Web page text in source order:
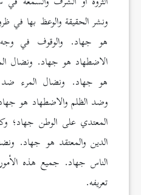
ونشر الحقيقة والوعظ بها في
هو جهاد. والوقوف في
الاضطهاد هو جهاد. ونضال
هو جهاد. ونضال المرء ضد
وضد الظلم والاضطهاد هو
المعتدي على الوطن جهاد؛
الدين والمعتقد هو جهاد.
الناس جهاد. جميع هذه
تعريفه.